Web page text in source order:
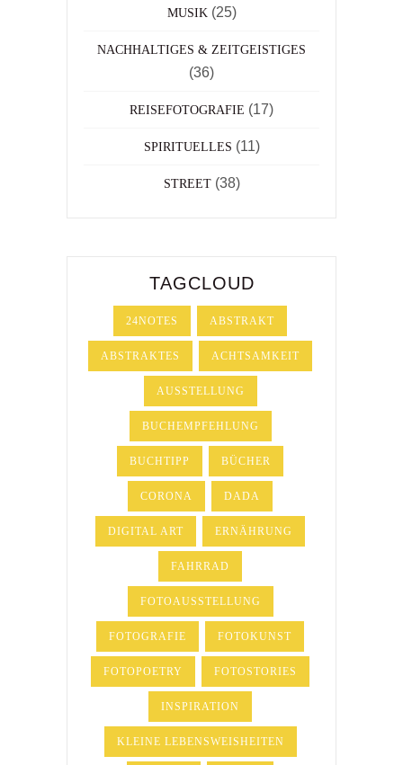
MUSIK (25)
NACHHALTIGES & ZEITGEISTIGES
(36)
REISEFOTOGRAFIE (17)
SPIRITUELLES (11)
STREET(38)
TAGCLOUD
24NOTES ABSTRAKT
ABSTRAKTES ACHTSAMKEIT
AUSSTELLUNG
BUCHEMPFEHLUNG
BUCHTIPP BÜCHER
CORONA DADA
DIGITAL ART ERNÄHRUNG
FAHRRAD
FOTOAUSSTELLUNG
FOTOGRAFIE FOTOKUNST
FOTOPOETRY FOTOSTORIES
INSPIRATION
KLEINE LEBENSWEISHEITEN